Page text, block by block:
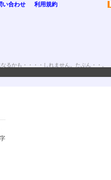
い合わせ 利用規約
るかも・・・・しれません。たぶん・・。